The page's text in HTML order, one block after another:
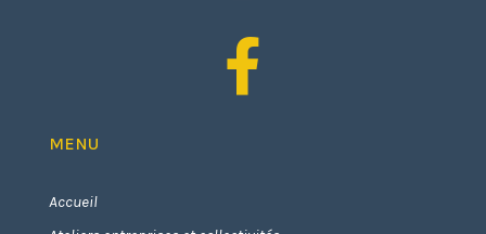

MENU
Accueil